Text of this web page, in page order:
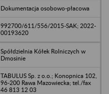
Dokumentacja osobowo-płacowa
992700/611/556/2015-SAK; 2022-
00193620
Spółdzielnia Kółek Rolniczych w
Dmosinie
TABULUS Sp. z o.o.; Konopnica 102,
96-200 Rawa Mazowiecka; tel./fax
46 813 12 03